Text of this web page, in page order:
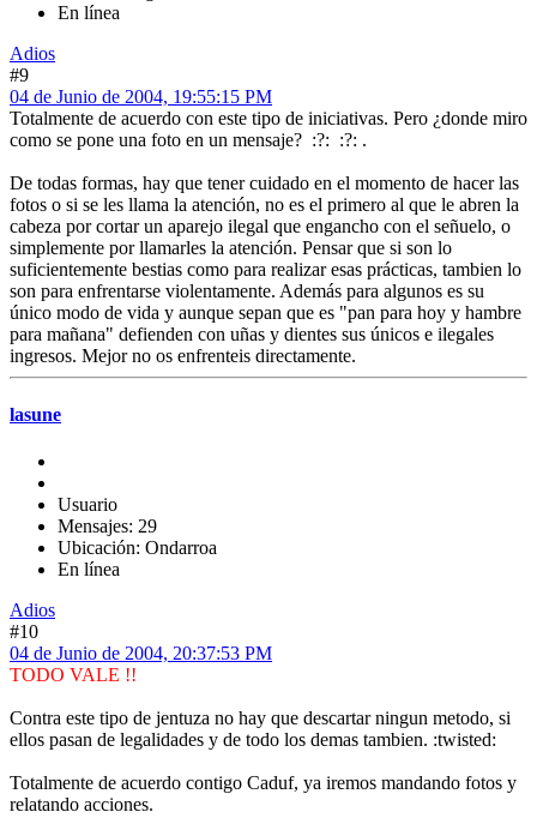
En línea
Adios
#9
04 de Junio de 2004, 19:55:15 PM
Totalmente de acuerdo con este tipo de iniciativas. Pero ¿donde miro
como se pone una foto en un mensaje? :?: :?: .
De todas formas, hay que tener cuidado en el momento de hacer las
fotos o si se les llama la atención, no es el primero al que le abren la
cabeza por cortar un aparejo ilegal que engancho con el señuelo, o
simplemente por llamarles la atención. Pensar que si son lo
suficientemente bestias como para realizar esas prácticas, tambien lo
son para enfrentarse violentamente. Además para algunos es su
único modo de vida y aunque sepan que es "pan para hoy y hambre
para mañana" defienden con uñas y dientes sus únicos e ilegales
ingresos. Mejor no os enfrenteis directamente.
lasune
Usuario
Mensajes: 29
Ubicación: Ondarroa
En línea
Adios
#10
04 de Junio de 2004, 20:37:53 PM
TODO VALE !!
Contra este tipo de jentuza no hay que descartar ningun metodo, si
ellos pasan de legalidades y de todo los demas tambien. :twisted:
Totalmente de acuerdo contigo Caduf, ya iremos mandando fotos y
relatando acciones.